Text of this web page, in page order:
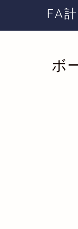
FA
ボ